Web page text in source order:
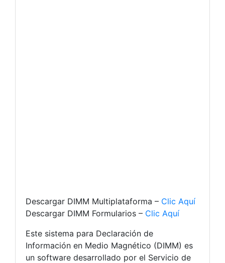
Descargar DIMM Multiplataforma – Clic Aquí
Descargar DIMM Formularios – Clic Aquí
Este sistema para Declaración de
Información en Medio Magnético (DIMM) es
un software desarrollado por el Servicio de